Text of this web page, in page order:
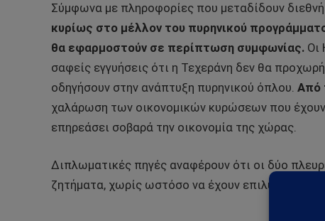
Σύμφωνα με πληροφορίες που μεταδίδουν
κυρίως στο μέλλον του πυρηνικού
θα εφαρμοστούν σε περίπτωση συμφωνίας. Οι
σαφείς εγγυήσεις ότι η Τεχεράνη δεν θα
οδηγήσουν στην ανάπτυξη πυρηνικού όπλου. Από
χαλάρωση των οικονομικών κυρώσεων που έχουν
επηρεάσει σοβαρά την οικονομία της χώρας.
Διπλωματικές πηγές αναφέρουν ότι οι δύο
ζητήματα, χωρίς ωστόσο να έχουν επιλύσει όλες